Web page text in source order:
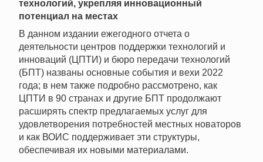
технологий, укрепляя инновационный
потенциал на местах
В данном издании ежегодного отчета о
деятельности центров поддержки технологий и
инноваций (ЦПТИ) и бюро передачи технологий
(БПТ) названы основные события и вехи 2022
года; в нем также подробно рассмотрено, как
ЦПТИ в 90 странах и другие БПТ продолжают
расширять спектр предлагаемых услуг для
удовлетворения потребностей местных новаторов
и как ВОИС поддерживает эти структуры,
обеспечивая их новыми материалами.